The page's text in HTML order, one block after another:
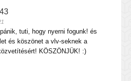
tuti, hogy nyerni fogunk! és
és köszönet a vlv-seknek a
KÖSZÖNJÜK! :)